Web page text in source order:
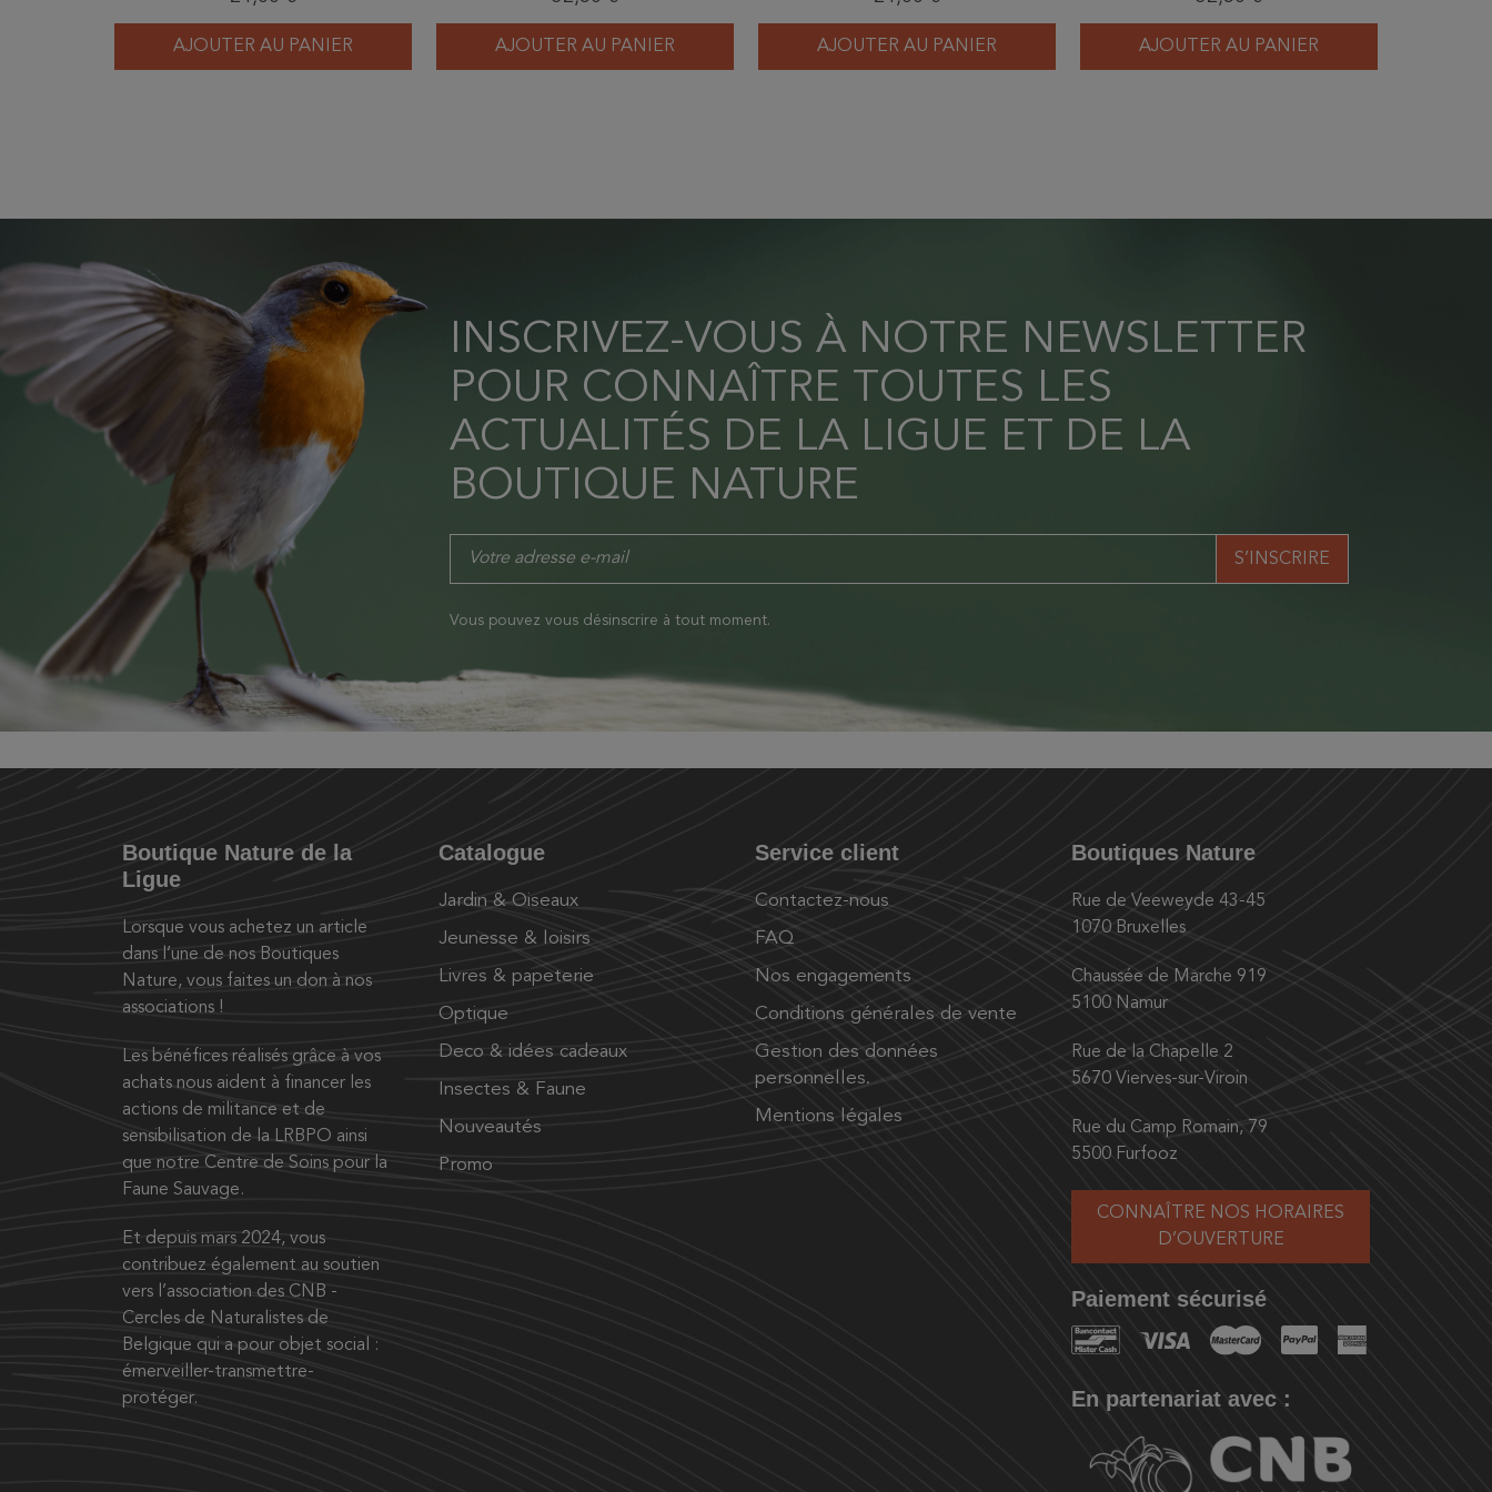
AJOUTER AU PANIER AJOUTER AU PANIER AJOUTER AU PANIER AJOUTER AU PANIER
INSCRIVEZ-VOUS À NOTRE NEWSLETTER
POUR CONNAÎTRE TOUTES LES
ACTUALITÉS DE LA LIGUE ET DE LA
BOUTIQUE NATURE
Vous pouvez vous désinscrire à tout moment.
Boutique Nature de la
Ligue
Lorsque vous achetez un article
dans l’une de nos Boutiques
Nature, vous faites un don à nos
associations !
Les bénéfices réalisés grâce à vos
achats nous aident à financer les
actions de militance et de
sensibilisation de la LRBPO ainsi
que notre Centre de Soins pour la
Faune Sauvage.
Et depuis mars 2024, vous
contribuez également au soutien
vers l’association des CNB -
Cercles de Naturalistes de
Belgique qui a pour objet social :
émerveiller-transmettre-
protéger.
Catalogue
Jardin & Oiseaux
Jeunesse & loisirs
Livres & papeterie
Optique
Deco & idées cadeaux
Insectes & Faune
Nouveautés
Promo
Service client
Contactez-nous
FAQ
Nos engagements
Conditions générales de vente
Gestion des données
personnelles.
Mentions légales
Boutiques Nature
Rue de Veeweyde 43-45
1070 Bruxelles
Chaussée de Marche 919
5100 Namur
Rue de la Chapelle 2
5670 Vierves-sur-Viroin
Rue du Camp Romain, 79
5500 Furfooz
CONNAÎTRE NOS HORAIRES
D’OUVERTURE
Paiement sécurisé
En partenariat avec :